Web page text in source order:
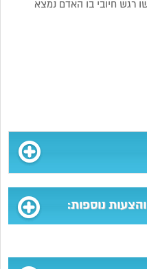
רגש חיובי בו האדם נמצא
נוספות: